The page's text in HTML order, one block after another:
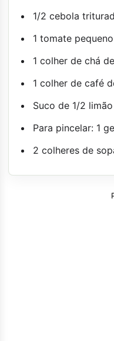
1/2 cebola
1 tomate
1 colher de chá
1 colher de café
Suco de 1/2 limão
Para pincelar: 1
2 colheres de